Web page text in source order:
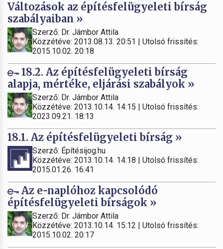
Változások az építésfelügyeleti bírság
szabályaiban »
Szerző: Dr. Jámbor Attila
Közzétéve: 2013.08.13. 20:51 | Utolsó frissítés:
2015.10.02. 20:18
18.2. Az építésfelügyeleti bírság
alapja, mértéke, eljárási szabályok »
Szerző: Dr. Jámbor Attila
Közzétéve: 2013.10.14. 14:15 | Utolsó frissítés:
2023.09.21. 18:13
18.1. Az építésfelügyeleti bírság »
Szerző: Építésijog.hu
Közzétéve: 2013.10.14. 14:18 | Utolsó frissítés:
2015.01.26. 16:41
Az e-naplóhoz kapcsolódó
építésfelügyeleti bírságok »
Szerző: Dr. Jámbor Attila
Közzétéve: 2013.10.14. 15:12 | Utolsó frissítés:
2015.10.02. 20:17